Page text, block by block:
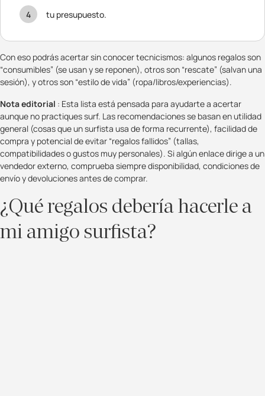
tu presupuesto.
Con eso podrás acertar sin conocer tecnicismos: algunos regalos son
“consumibles” (se usan y se reponen), otros son “rescate” (salvan una
sesión), y otros son “estilo de vida” (ropa/libros/experiencias).
Nota editorial : Esta lista está pensada para ayudarte a acertar
aunque no practiques surf. Las recomendaciones se basan en utilidad
general (cosas que un surfista usa de forma recurrente), facilidad de
compra y potencial de evitar “regalos fallidos” (tallas,
compatibilidades o gustos muy personales). Si algún enlace dirige a un
vendedor externo, comprueba siempre disponibilidad, condiciones de
envío y devoluciones antes de comprar.
¿Qué regalos debería hacerle a
mi amigo surfista?